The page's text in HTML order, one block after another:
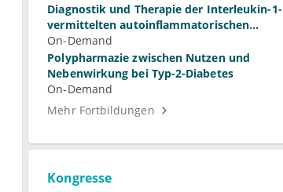
Diagnostik und Therapie der Interleukin-1-
vermittelten autoinflammatorischen
Syndrome
On-Demand
Polypharmazie zwischen Nutzen und
Nebenwirkung bei Typ-2-Diabetes
On-Demand
Mehr Fortbildungen
Kongresse